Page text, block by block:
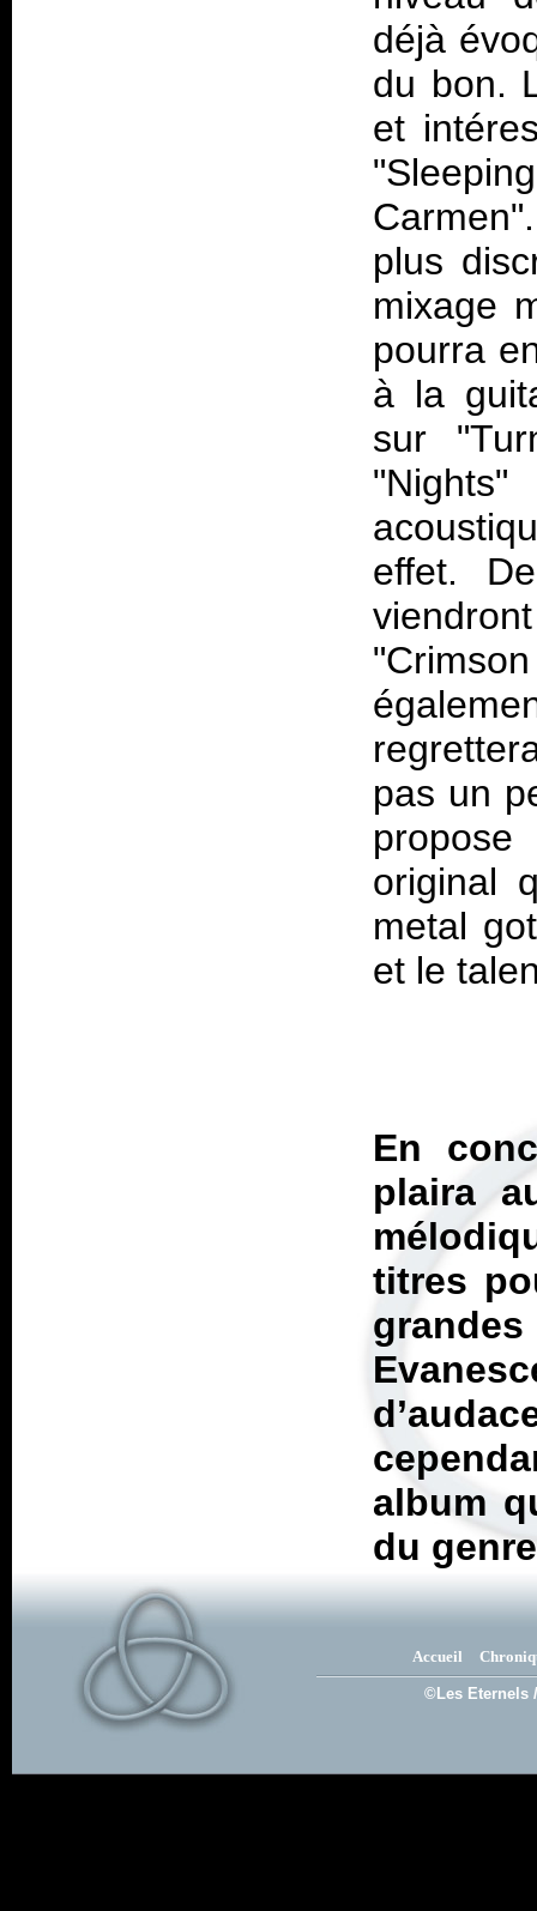
déjà
du bon.
et
plus
mixage
pourra
à la
sur
effet.
pas un
original
metal
En
plaira
titres
album
du
Accueil
©Les Eternels